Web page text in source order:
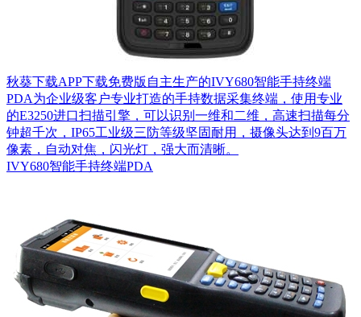
秋葵下载APP下载免费版自主生产的IVY680智能手持终端
PDA为企业级客户专业打造的手持数据采集终端，使用专业
的E3250进口扫描引擎，可以识别一维和二维，高速扫描每分
钟超千次，IP65工业级三防等级坚固耐用，摄像头达到9百万
像素，自动对焦，闪光灯，强大而清晰。
IVY680智能手持终端PDA